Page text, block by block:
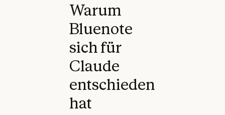
Warum
Bluenote
sich für
Claude
entschieden
hat